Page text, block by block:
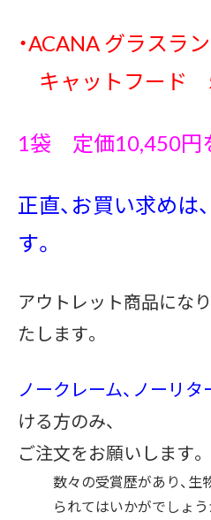
・ACANA グラスラ
キャットフード
1袋 定価10,450円
正直、お買い求め
す。
アウトレット商品にな
たします。
ノークレーム、ノーリタ
ける方のみ、
ご注文をお願いします。
数々の受賞歴があり、
られてはいかがでしょう